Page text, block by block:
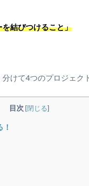
結びつけること」
けて4つのプロジェク
目次 [閉じる]